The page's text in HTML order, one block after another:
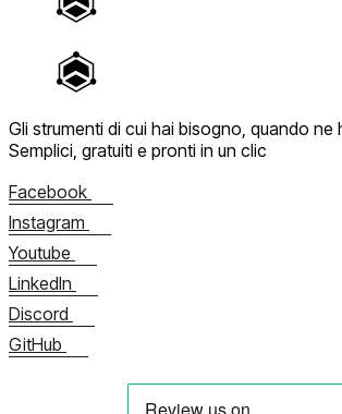
Gli strumenti di cui hai bisogno, quando ne
Semplici, gratuiti e pronti in un clic
Facebook
Instagram
Youtube
LinkedIn
Discord
GitHub